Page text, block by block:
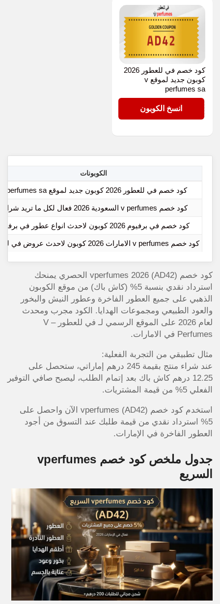
كود خصم في للعطور 2026
كوبون جديد لموقع v
perfumes sa
AD42انسخ الكوبون
الكوبونات
كود خصم في للعطور 2026 كوبون جديد لموقع v perfumes sa
كود خصم v perfumes السعودية 2026 فعال لكل ما تريد شراؤه
كود خصم في برفيوم 2026 كوبون لاحدث انواع عطور في برفيوم
كود خصم v perfumes الامارات 2026 كوبون لاحدث عروض في للعطور
كود خصم vperfumes 2026 (AD42) الحصري يمنحك
استرداد نقدي بنسبة 5% (كاش باك) من موقع الكوبون
الذهبي على جميع العطور الفاخرة وعطور النيش والبخور
والعود الطبيعي ومجموعات الهدايا. الكود مجرب ومحدث
لعام 2026 على الموقع الرسمي لـ في للعطور – V
Perfumes في الامارات.
مثال تطبيقي من التجربة الفعلية:
عند شراء منتج بقيمة 245 درهم إماراتي، ستحصل على
12.25 درهم كاش باك بعد إتمام الطلب، ليصبح صافي التوفير
الفعلي 5% من قيمة المشتريات.
استخدم كود خصم vperfumes (AD42) الآن واحصل على
5% استرداد نقدي من قيمة طلبك عند التسوق من أجود
العطور الفاخرة في الإمارات.
جدول ملخص كود خصم vperfumes
السريع